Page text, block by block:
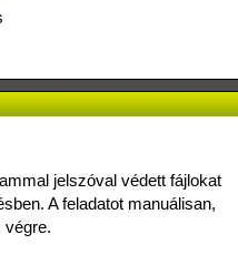
jelszóval védett fájlokat
A feladatot manuálisan,
végre.